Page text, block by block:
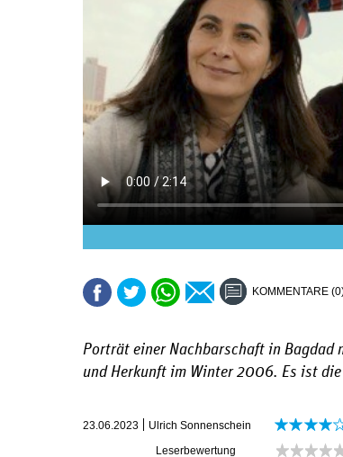
KOMMENTARE
Porträt einer Nachbarschaft in Bagdad
und Herkunft im Winter 2006. Es ist
23.06.2023
Ulrich Sonnenschein
Leserbewertung